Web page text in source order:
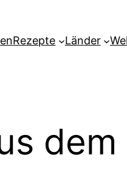
Rezepte Länder